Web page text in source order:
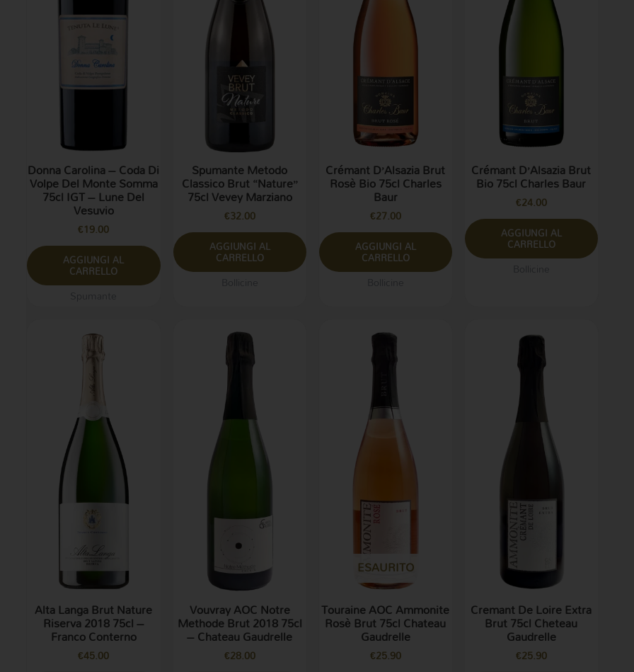
Donna Carolina – Coda Di
Volpe Del Monte Somma
75cl IGT – Lune Del
Vesuvio
€19.00
AGGIUNGI AL
CARRELLO
Spumante Metodo
Classico Brut “Nature”
75cl Vevey Marziano
€32.00
AGGIUNGI AL
CARRELLO
Crémant D’Alsazia Brut
Rosè Bio 75cl Charles
Baur
€27.00
AGGIUNGI AL
CARRELLO
Crémant D’Alsazia Brut
Bio 75cl Charles Baur
€24.00
AGGIUNGI AL
CARRELLO
Alta Langa Brut Nature
Riserva 2018 75cl –
Franco Conterno
€45.00
Vouvray AOC Notre
Methode Brut 2018 75cl
– Chateau Gaudrelle
€28.00
ESAURITO
Touraine AOC Ammonite
Rosè Brut 75cl Chateau
Gaudrelle
€25.90
Cremant De Loire Extra
Brut 75cl Cheteau
Gaudrelle
€25.90